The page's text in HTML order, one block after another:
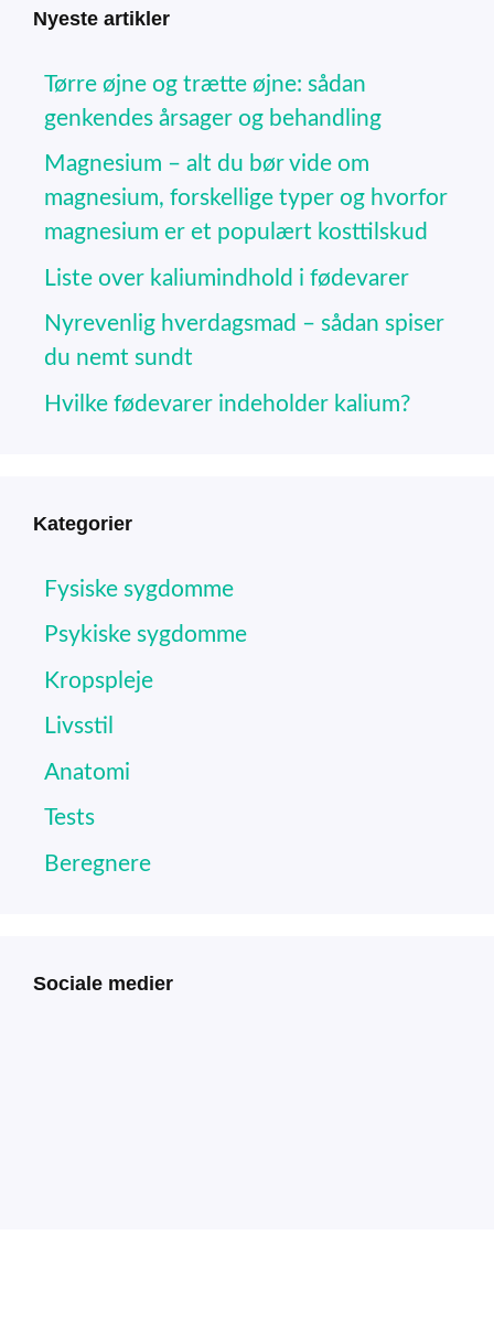
Nyeste artikler
Tørre øjne og trætte øjne: sådan
genkendes årsager og behandling
Magnesium – alt du bør vide om
magnesium, forskellige typer og hvorfor
magnesium er et populært kosttilskud
Liste over kaliumindhold i fødevarer
Nyrevenlig hverdagsmad – sådan spiser
du nemt sundt
Hvilke fødevarer indeholder kalium?
Kategorier
Fysiske sygdomme
Psykiske sygdomme
Kropspleje
Livsstil
Anatomi
Tests
Beregnere
Sociale medier